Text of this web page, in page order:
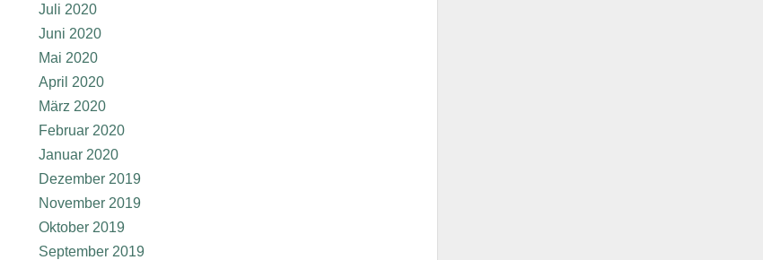
Juli 2020
Juni 2020
Mai 2020
April 2020
März 2020
Februar 2020
Januar 2020
Dezember 2019
November 2019
Oktober 2019
September 2019